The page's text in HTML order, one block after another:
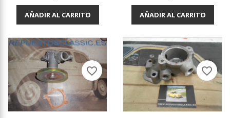
AÑADIR AL CARRITO AÑADIR AL CARRITO
favorite_border favorite_border